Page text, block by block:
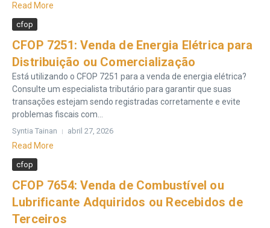
Read More
cfop
CFOP 7251: Venda de Energia Elétrica para
Distribuição ou Comercialização
Está utilizando o CFOP 7251 para a venda de energia elétrica?
Consulte um especialista tributário para garantir que suas
transações estejam sendo registradas corretamente e evite
problemas fiscais com...
Syntia Tainan abril 27, 2026
Read More
cfop
CFOP 7654: Venda de Combustível ou
Lubrificante Adquiridos ou Recebidos de
Terceiros